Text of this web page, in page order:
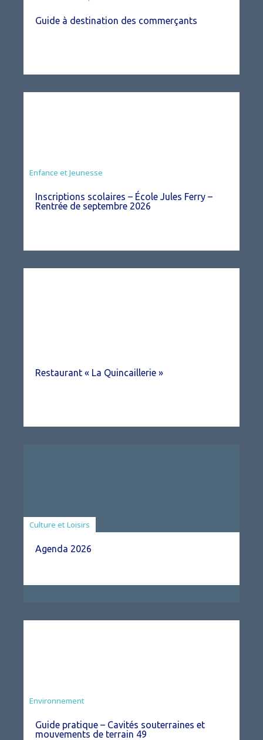
Guide à destination des commerçants
Enfance et Jeunesse
Inscriptions scolaires – École Jules Ferry –
Rentrée de septembre 2026
Restaurant « La Quincaillerie »
Associations
Culture et Loisirs
Agenda 2026
Environnement
Guide pratique – Cavités souterraines et
mouvements de terrain 49